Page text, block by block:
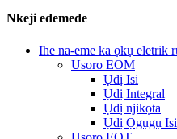
Nkeji edemede
Ihe na-eme ka ọkụ eletrik
Usoro EOM
Ụdị Isi
Ụdị Integral
Ụdị njikọta
Ụdị Ọgụgụ Isi